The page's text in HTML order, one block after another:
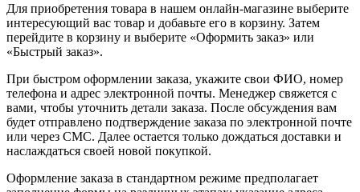
Для приобретения товара в нашем онлайн-магазине выберите
интересующий вас товар и добавьте его в корзину. Затем
перейдите в корзину и выберите «Оформить заказ» или
«Быстрый заказ».
При быстром оформлении заказа, укажите свои ФИО, номер
телефона и адрес электронной почты. Менеджер свяжется с
вами, чтобы уточнить детали заказа. После обсуждения вам
будет отправлено подтверждение заказа по электронной почте
или через СМС. Далее остается только дождаться доставки и
наслаждаться своей новой покупкой.
Оформление заказа в стандартном режиме предполагает